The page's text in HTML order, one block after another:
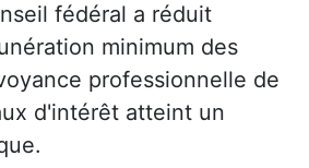
fédéral a réduit
minimum des
professionnelle de
d'intérêt atteint un